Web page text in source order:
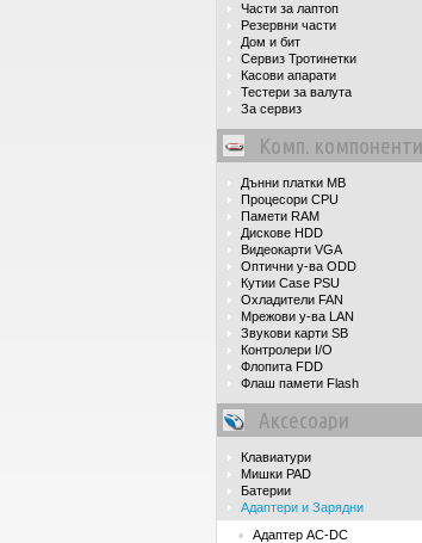
Части за лаптоп
Резервни части
Дом и бит
Сервиз Тротинетки
Касови апарати
Тестери за валута
За сервиз
Комп. компоненти
Дънни платки MB
Процесори CPU
Памети RAM
Дискове HDD
Видеокарти VGA
Оптични у-ва ODD
Кутии Case PSU
Охладители FAN
Мрежови у-ва LAN
Звукови карти SB
Контролери I/O
Флопита FDD
Флаш памети Flash
Аксесоари
Клавиатури
Мишки PAD
Батерии
Адаптери и Зарядни
Адаптер AC-DC